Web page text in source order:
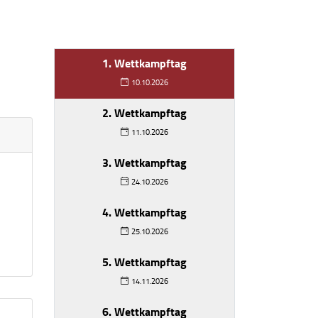
1. Wettkampftag
10.10.2026
2. Wettkampftag
11.10.2026
3. Wettkampftag
24.10.2026
4. Wettkampftag
25.10.2026
5. Wettkampftag
14.11.2026
6. Wettkampftag